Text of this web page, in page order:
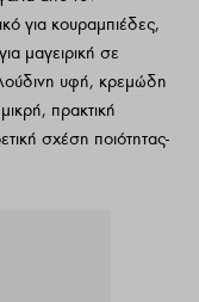
για κουραμπιέδες,
μαγειρική σε
υφή, κρεμώδη
πρακτική
σχέση ποιότητας-